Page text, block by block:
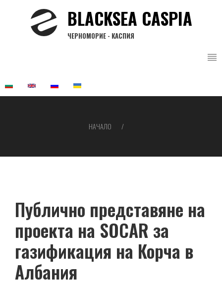
BLACKSEA CASPIA
ЧЕРНОМОРИЕ - КАСПИЯ
НАЧАЛО
Публично представяне на
проекта на SOCAR за
газификация на Корча в
Албания